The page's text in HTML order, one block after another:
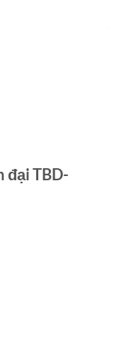
đại TBD-